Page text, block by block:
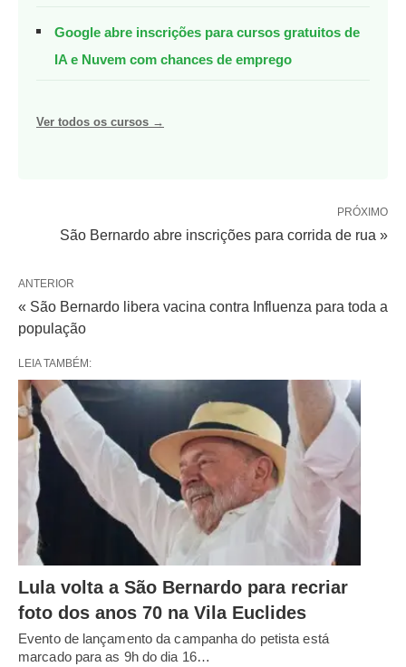
Google abre inscrições para cursos gratuitos de
IA e Nuvem com chances de emprego
Ver todos os cursos →
PRÓXIMO
São Bernardo abre inscrições para corrida de rua »
ANTERIOR
« São Bernardo libera vacina contra Influenza para toda a
população
LEIA TAMBÉM:
Lula volta a São Bernardo para recriar
foto dos anos 70 na Vila Euclides
Evento de lançamento da campanha do petista está
marcado para as 9h do dia 16…